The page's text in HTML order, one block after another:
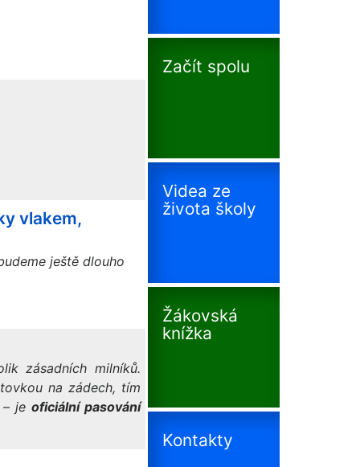
vlakem,
ještě dlouho
zásadních milníků.
na zádech, tím
je oficiální pasování
Začít spolu
Videa ze
života školy
Žákovská
knížka
Kontakty